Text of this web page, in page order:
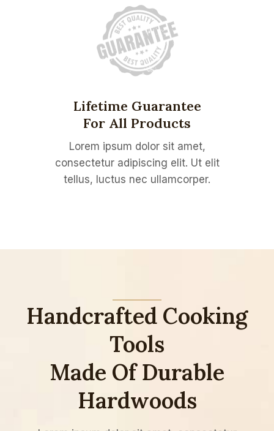
Lifetime Guarantee
For All Products
Lorem ipsum dolor sit amet,
consectetur adipiscing elit. Ut elit
tellus, luctus nec ullamcorper.
Handcrafted Cooking
Tools
Made Of Durable
Hardwoods